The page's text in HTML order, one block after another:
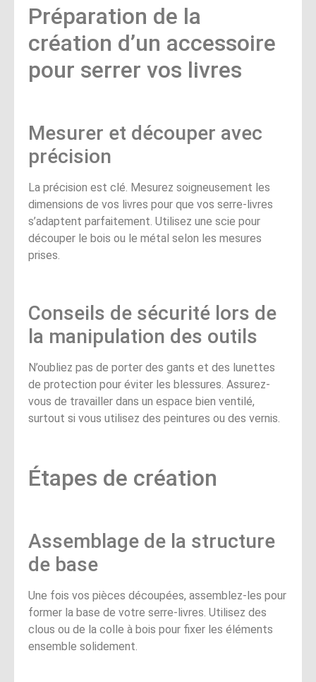
Préparation de la
création d’un accessoire
pour serrer vos livres
Mesurer et découper avec
précision
La précision est clé. Mesurez soigneusement les
dimensions de vos livres pour que vos serre-livres
s’adaptent parfaitement. Utilisez une scie pour
découper le bois ou le métal selon les mesures
prises.
Conseils de sécurité lors de
la manipulation des outils
N’oubliez pas de porter des gants et des lunettes
de protection pour éviter les blessures. Assurez-
vous de travailler dans un espace bien ventilé,
surtout si vous utilisez des peintures ou des vernis.
Étapes de création
Assemblage de la structure
de base
Une fois vos pièces découpées, assemblez-les pour
former la base de votre serre-livres. Utilisez des
clous ou de la colle à bois pour fixer les éléments
ensemble solidement.